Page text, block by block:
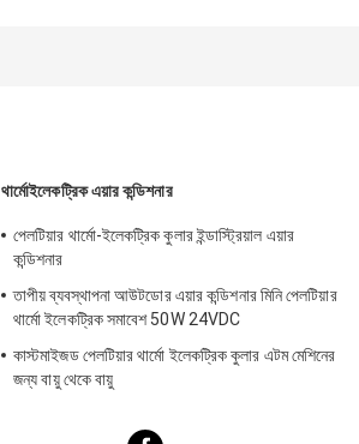
থার্মোইলেকট্রিক এয়ার কন্ডিশনার
পেলটিয়ার থার্মো-ইলেকট্রিক কুলার ইন্ডাস্ট্রিয়াল এয়ার
কন্ডিশনার
তাপীয় ব্যবস্থাপনা আউটডোর এয়ার কন্ডিশনার মিনি পেলটিয়ার
থার্মো ইলেকট্রিক সমাবেশ 50W 24VDC
কাস্টমাইজড পেলটিয়ার থার্মো ইলেকট্রিক কুলার এটম মেশিনের
জন্য বায়ু থেকে বায়ু